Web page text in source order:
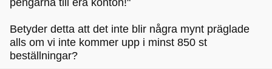
pengarna till era konton!"
Betyder detta att det inte blir några mynt präglade
alls om vi inte kommer upp i minst 850 st
beställningar?